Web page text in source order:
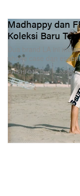
FASHION
Madhappy dan
Koleksi Baru
Dua brand LA ini
phone case dan
Jun 4, 2026